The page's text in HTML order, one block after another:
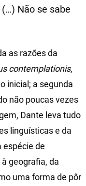
Não se sabe
as razões da
contemplationis,
inicial; a segunda
não poucas vezes
Dante leva tudo
linguísticas e da
espécie de
geografia, da
uma forma de pôr